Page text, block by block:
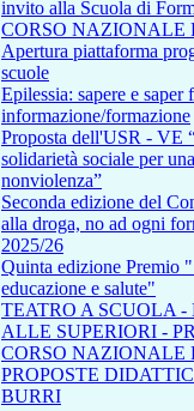
invito alla Scuola di
CORSO NAZIONALE
Apertura piattaforma
scuole
Epilessia: sapere e
informazione/formazione
Proposta dell'USR - VE
solidarietà sociale per
nonviolenza”
Seconda edizione del
alla droga, no ad ogni
2025/26
Quinta edizione Premio
educazione e salute"
TEATRO A SCUOLA
ALLE SUPERIORI -
CORSO NAZIONALE
PROPOSTE
BURRI